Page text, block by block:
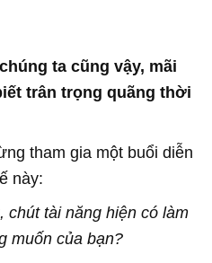
ta cũng vậy, mãi
trân trọng quãng thời
tham gia một buổi diễn
này:
chút tài năng hiện có làm
muốn của bạn?